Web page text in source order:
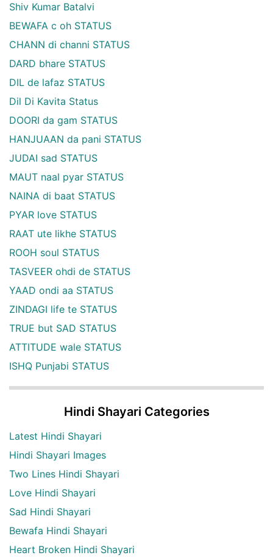
Shiv Kumar Batalvi
BEWAFA c oh STATUS
CHANN di channi STATUS
DARD bhare STATUS
DIL de lafaz STATUS
Dil Di Kavita Status
DOORI da gam STATUS
HANJUAAN da pani STATUS
JUDAI sad STATUS
MAUT naal pyar STATUS
NAINA di baat STATUS
PYAR love STATUS
RAAT ute likhe STATUS
ROOH soul STATUS
TASVEER ohdi de STATUS
YAAD ondi aa STATUS
ZINDAGI life te STATUS
TRUE but SAD STATUS
ATTITUDE wale STATUS
ISHQ Punjabi STATUS
Hindi Shayari Categories
Latest Hindi Shayari
Hindi Shayari Images
Two Lines Hindi Shayari
Love Hindi Shayari
Sad Hindi Shayari
Bewafa Hindi Shayari
Heart Broken Hindi Shayari